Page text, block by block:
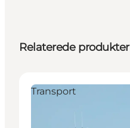
Relaterede produkter
Transport